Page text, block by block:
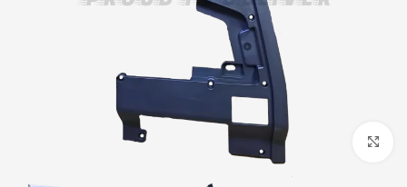
بزرگنمایی تصویر